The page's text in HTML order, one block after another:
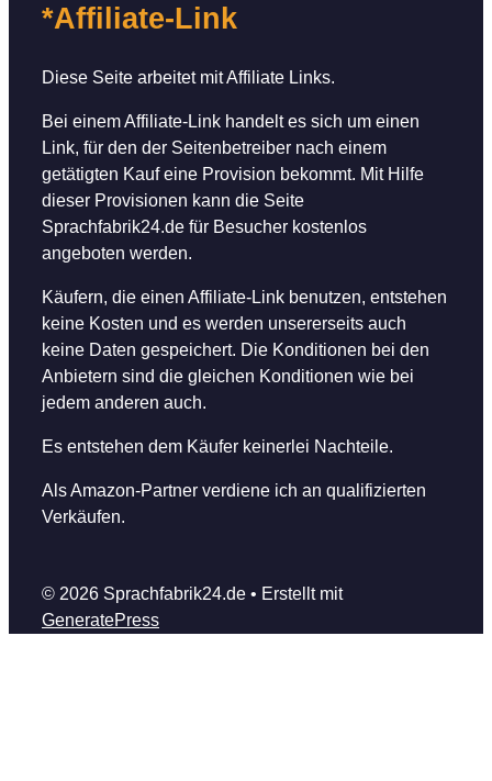
*Affiliate-Link
Diese Seite arbeitet mit Affiliate Links.
Bei einem Affiliate-Link handelt es sich um einen
Link, für den der Seitenbetreiber nach einem
getätigten Kauf eine Provision bekommt. Mit Hilfe
dieser Provisionen kann die Seite
Sprachfabrik24.de für Besucher kostenlos
angeboten werden.
Käufern, die einen Affiliate-Link benutzen, entstehen
keine Kosten und es werden unsererseits auch
keine Daten gespeichert. Die Konditionen bei den
Anbietern sind die gleichen Konditionen wie bei
jedem anderen auch.
Es entstehen dem Käufer keinerlei Nachteile.
Als Amazon-Partner verdiene ich an qualifizierten
Verkäufen.
© 2026 Sprachfabrik24.de • Erstellt mit
GeneratePress